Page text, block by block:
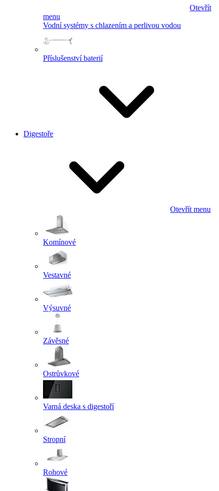
Otevřít
menu
Vodní systémy s chlazením a perlivou vodou
Příslušenství baterií
Digestoře
Otevřít menu
Komínové
Vestavné
Výsuvné
Závěsné
Ostrůvkové
Varná deska s digestoří
Stropní
Rohové